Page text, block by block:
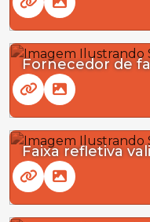
Fornecedor de
Faixa refletiva